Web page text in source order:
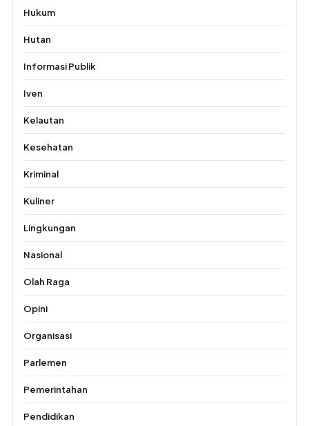
Hukum
Hutan
Informasi Publik
Iven
Kelautan
Kesehatan
Kriminal
Kuliner
Lingkungan
Nasional
Olah Raga
Opini
Organisasi
Parlemen
Pemerintahan
Pendidikan